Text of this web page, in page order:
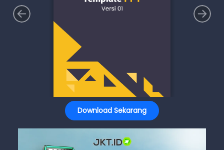
Download Sekarang